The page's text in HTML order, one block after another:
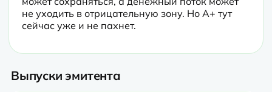
не уходить в отрицательную зону. Но А+ тут
сейчас уже и не пахнет.
Выпуски эмитента